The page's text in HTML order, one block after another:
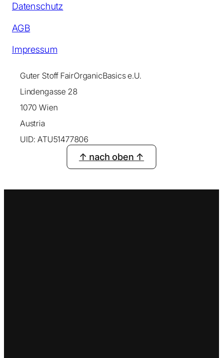
Datenschutz
AGB
Impressum
Guter Stoff FairOrganicBasics e.U.
Lindengasse 28
1070 Wien
Austria
UID: ATU51477806
↑ nach oben ↑